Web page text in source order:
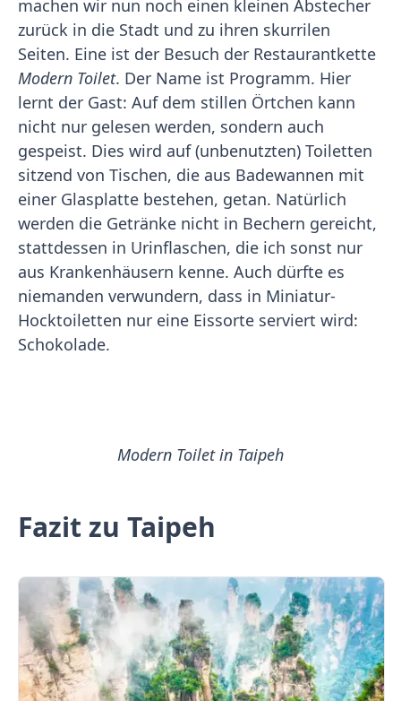
machen wir nun noch einen kleinen Abstecher
zurück in die Stadt und zu ihren skurrilen
Seiten. Eine ist der Besuch der Restaurantkette
Modern Toilet. Der Name ist Programm. Hier
lernt der Gast: Auf dem stillen Örtchen kann
nicht nur gelesen werden, sondern auch
gespeist. Dies wird auf (unbenutzten) Toiletten
sitzend von Tischen, die aus Badewannen mit
einer Glasplatte bestehen, getan. Natürlich
werden die Getränke nicht in Bechern gereicht,
stattdessen in Urinflaschen, die ich sonst nur
aus Krankenhäusern kenne. Auch dürfte es
niemanden verwundern, dass in Miniatur-
Hocktoiletten nur eine Eissorte serviert wird:
Schokolade.
Modern Toilet in Taipeh
Fazit zu Taipeh